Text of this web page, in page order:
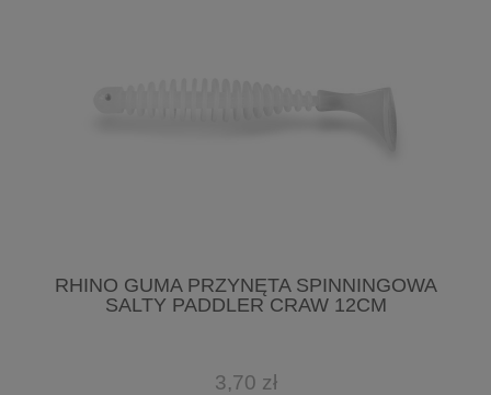
RHINO GUMA PRZYNĘTA SPINNINGOWA
SALTY PADDLER CRAW 12CM
3,70 zł